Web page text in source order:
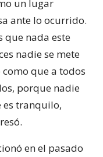
un lugar
ante lo ocurrido.
que nada este
nadie se mete
que a todos
porque nadie
es tranquilo,
en el pasado